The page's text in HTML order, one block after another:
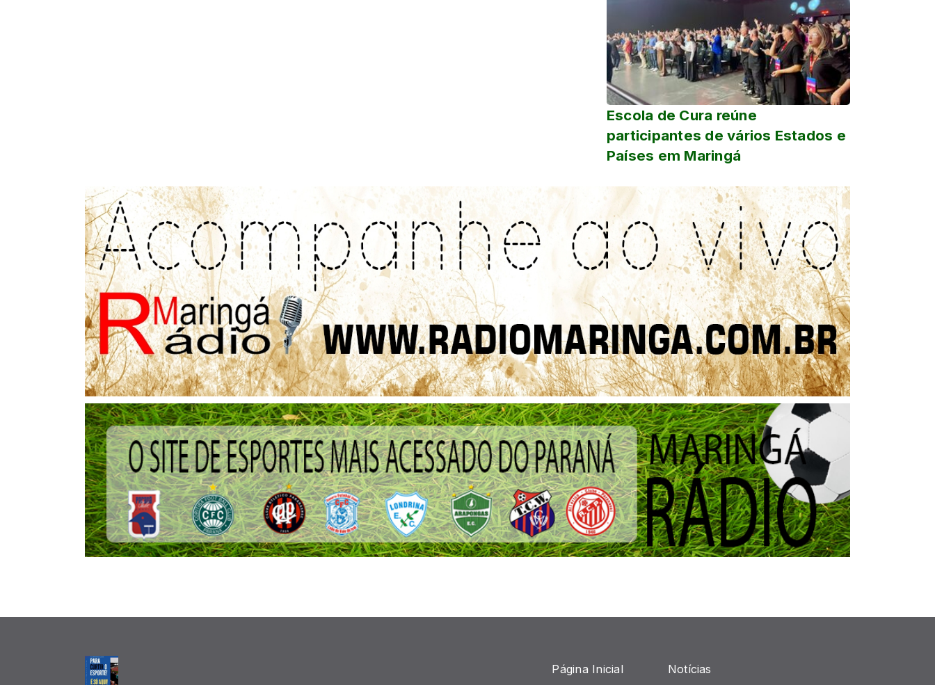
Escola de Cura reúne
participantes de vários Estados e
Países em Maringá
Página Inicial Notícias